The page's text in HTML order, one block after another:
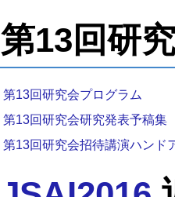
第13回研
第13回研究会プログラム
第13回研究会研究発表予稿集
第13回研究会招待講演ハンド